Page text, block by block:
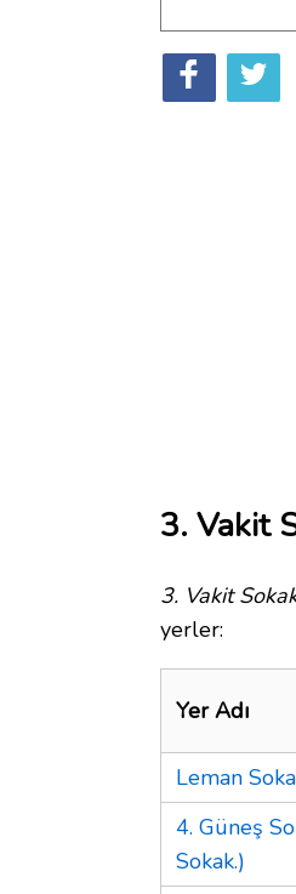
3. Vakit
3. Vakit
yerler:
Yer Adı
Leman
4. Güneş
Sokak.)